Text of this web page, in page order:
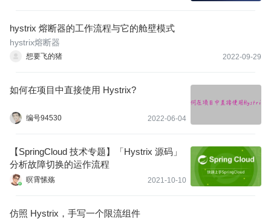
hystrix 熔断器的工作流程与它的舱壁模式
想要飞的猪 2022-09-29
hystrix熔断器
如何在项目中直接使用 Hystrix?
编号94530 2022-06-04
【SpringCloud 技术专题】「Hystrix 源码」
分析故障切换的运作流程
暝霄愫殇 2021-10-10
仿照 Hystrix，手写一个限流组件